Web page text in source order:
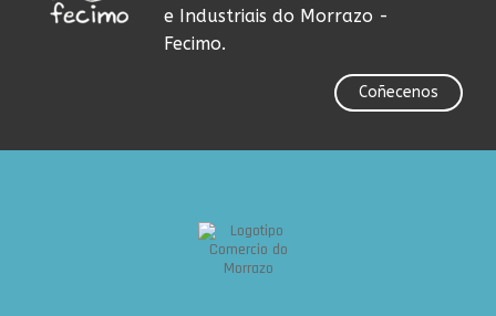
e Industriais do Morrazo -
Fecimo.
Coñecenos